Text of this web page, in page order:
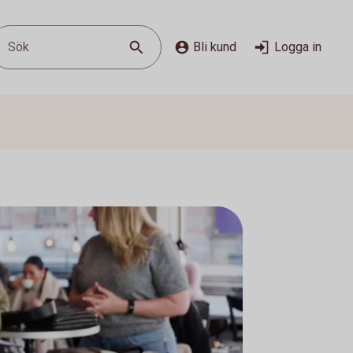
Sök Bli kund Logga in